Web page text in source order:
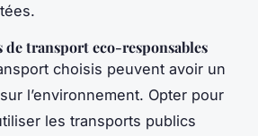
de transport eco-responsables
choisis peuvent avoir un
l’environnement. Opter pour
les transports publics